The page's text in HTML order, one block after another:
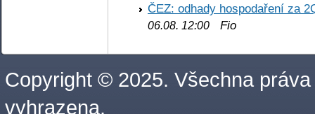
ČEZ: odhady hospodaření za
06.08. 12:00 Fio
Copyright © 2025. Všechna práva
vyhrazena.